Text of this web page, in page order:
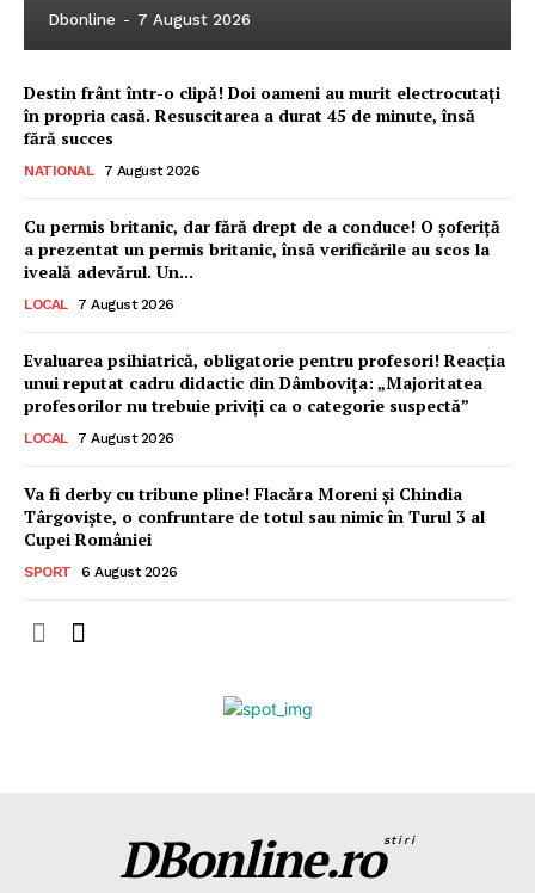
2de 2
Dbonline - 7 August 2026
Destin frânt într-o clipă! Doi oameni au murit electrocutați
în propria casă. Resuscitarea a durat 45 de minute, însă
fără succes
NATIONAL 7 August 2026
Cu permis britanic, dar fără drept de a conduce! O șoferiță
a prezentat un permis britanic, însă verificările au scos la
iveală adevărul. Un...
LOCAL 7 August 2026
Evaluarea psihiatrică, obligatorie pentru profesori! Reacția
unui reputat cadru didactic din Dâmbovița: „Majoritatea
profesorilor nu trebuie priviți ca o categorie suspectă”
LOCAL 7 August 2026
Va fi derby cu tribune pline! Flacăra Moreni și Chindia
Târgoviște, o confruntare de totul sau nimic în Turul 3 al
Cupei României
SPORT 6 August 2026
DBonline.rostiri